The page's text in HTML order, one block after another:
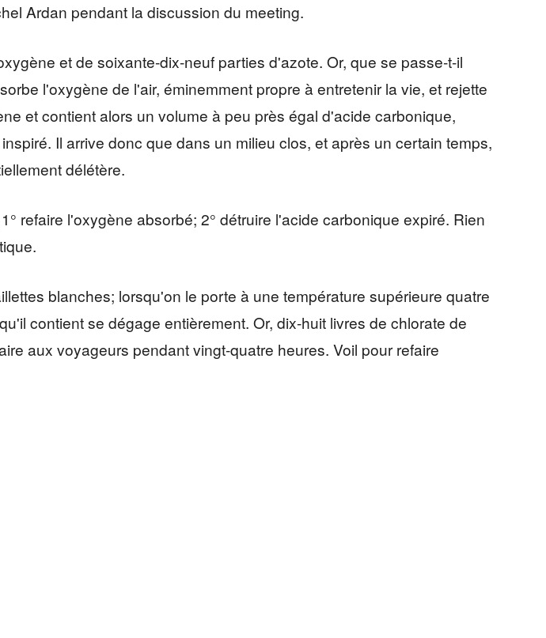
Ardan pendant la discussion du meeting.
et de soixante-dix-neuf parties d'azote. Or, que se passe-t-il
l'oxygène de l'air, éminemment propre à entretenir la vie, et rejette
et contient alors un volume à peu près égal d'acide carbonique,
Il arrive donc que dans un milieu clos, et après un certain temps,
délétère.
refaire l'oxygène absorbé; 2° détruire l'acide carbonique expiré. Rien
blanches; lorsqu'on le porte à une température supérieure quatre
contient se dégage entièrement. Or, dix-huit livres de chlorate de
aux voyageurs pendant vingt-quatre heures. Voil pour refaire